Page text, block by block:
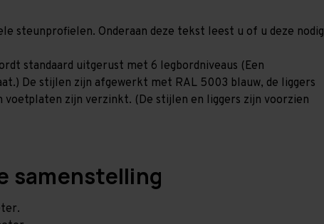
steunprofielen. Onderaan deze tekst leest u of u deze nodig
standaard uitgerust met 6 legbordniveaus (Een
De stijlen zijn afgewerkt met RAL 5003 blauw, de liggers
zijn verzinkt. (De stijlen en liggers zijn voorzien
samenstelling